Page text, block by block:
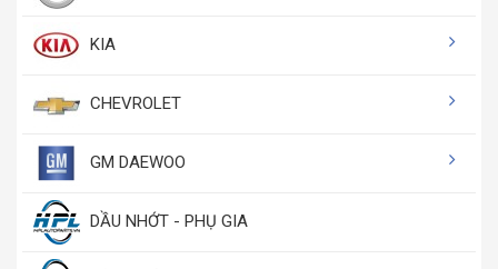
KIA
CHEVROLET
GM DAEWOO
DẦU NHỚT - PHỤ GIA